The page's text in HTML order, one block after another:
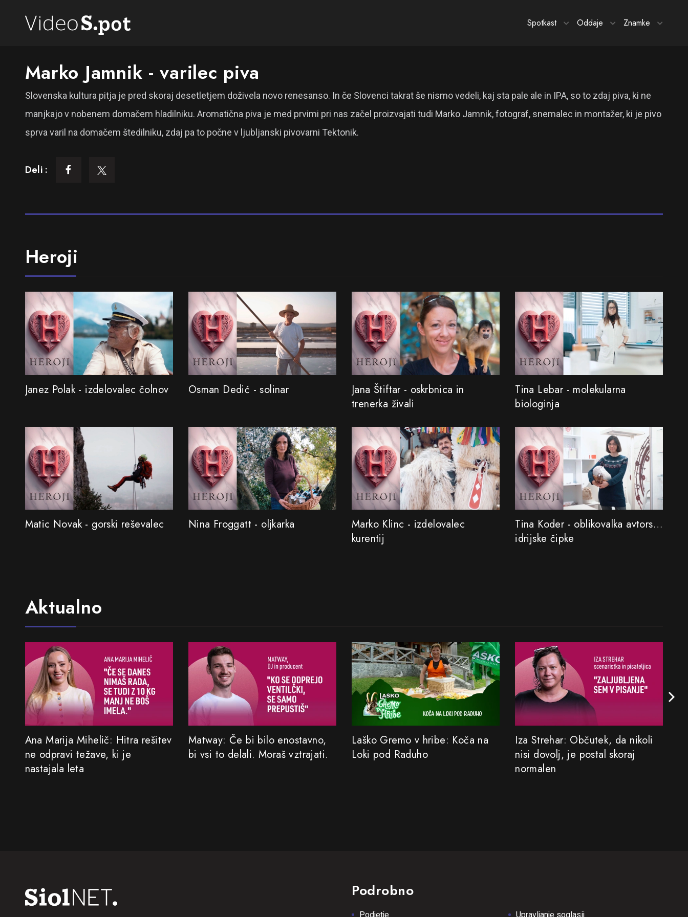
Spotkast Oddaje Znamke
Marko Jamnik - varilec piva
Slovenska kultura pitja je pred skoraj desetletjem doživela novo renesanso. In če Slovenci takrat še nismo vedeli, kaj sta pale ale in IPA, so to zdaj piva, ki ne
manjkajo v nobenem domačem hladilniku. Aromatična piva je med prvimi pri nas začel proizvajati tudi Marko Jamnik, fotograf, snemalec in montažer, ki je pivo
sprva varil na domačem štedilniku, zdaj pa to počne v ljubljanski pivovarni Tektonik.
Deli :
Heroji
Janez Polak - izdelovalec čolnov Osman Dedić - solinar
Jana Štiftar - oskrbnica in
trenerka živali
Tina Lebar - molekularna
biologinja
Matic Novak - gorski reševalec Nina Froggatt - oljkarka
Marko Klinc - izdelovalec
kurentij
Tina Koder - oblikovalka avtorske
idrijske čipke
Aktualno
Ana Marija Mihelič: Hitra rešitev
ne odpravi težave, ki je
nastajala leta
Matway: Če bi bilo enostavno,
bi vsi to delali. Moraš vztrajati.
Laško Gremo v hribe: Koča na
Loki pod Raduho
Iza Strehar: Občutek, da nikoli
nisi dovolj, je postal skoraj
normalen
Podrobno
Podjetje Upravljanje soglasij